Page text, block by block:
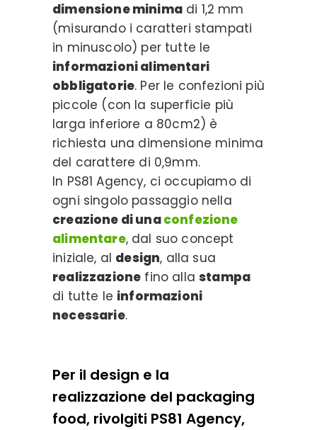
dimensione minimadi 1,2 mm
(misurando i caratteri stampati
in minuscolo) per tutte le
informazioni alimentari
obbligatorie. Per le confezioni più
piccole (con la superficie più
larga inferiore a 80cm2) è
richiesta una dimensione minima
del carattere di 0,9mm.
In PS81 Agency, ci occupiamo di
ogni singolo passaggio nella
creazione di unaconfezione
alimentare, dal suo concept
iniziale, al design, alla sua
realizzazione fino allastampa
di tutte le informazioni
necessarie.
Per il design e la
realizzazione del packaging
food, rivolgiti PS81 Agency,